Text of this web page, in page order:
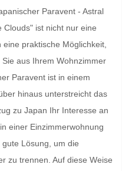
Paravent - Astral
Clouds" ist nicht nur eine
praktische Möglichkeit,
aus Ihrem Wohnzimmer
Paravent ist in einem
hinaus unterstreicht das
zu Japan Ihr Interesse an
einer Einzimmerwohnung
gute Lösung, um die
zu trennen. Auf diese Weise